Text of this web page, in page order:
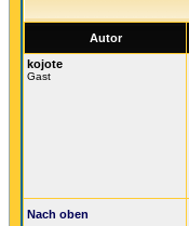
Autor
kojote
Gast
Nach oben